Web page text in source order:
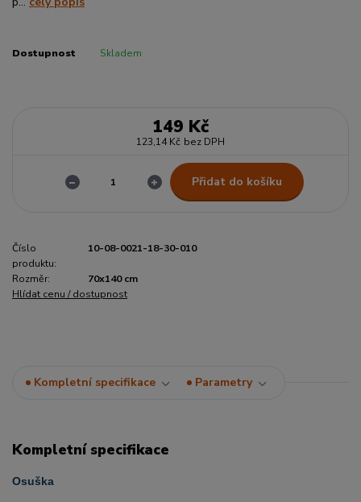
Dostupnost Skladem
149 Kč
123,14 Kč bez DPH
Přidat do košíku
Číslo
produktu:
10-08-0021-18-30-010
Rozměr:
70x140 cm
Hlídat cenu / dostupnost
Kompletní specifikace Parametry
Kompletní specifikace
Osuška